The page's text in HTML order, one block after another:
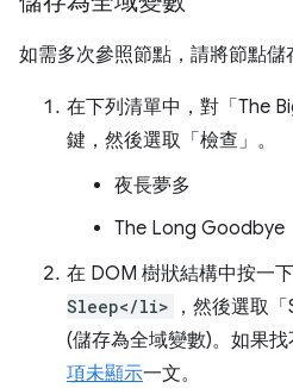
如需多次參照節點，請將節點儲
在下列清單中，對「The
鍵，然後選取「檢查」 。
夜長夢多
The Long Goodbye
在 DOM 樹狀結構中按一
Sleep</li>
，然後選取
(儲存為全域變數)。如果
項未顯示一文。